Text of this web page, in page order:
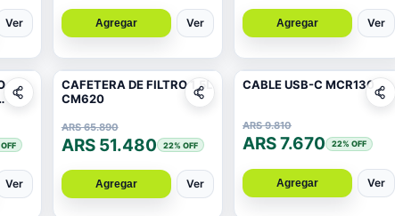
Ver Agregar Ver Agregar Ver
Ver
CAFETERA DE FILTRO 1,5L
CM620
ARS 65.890
ARS 51.480 22% OFF
Agregar Ver
CABLE USB-C MCR130
ARS 9.810
ARS 7.670 22% OFF
Agregar Ver